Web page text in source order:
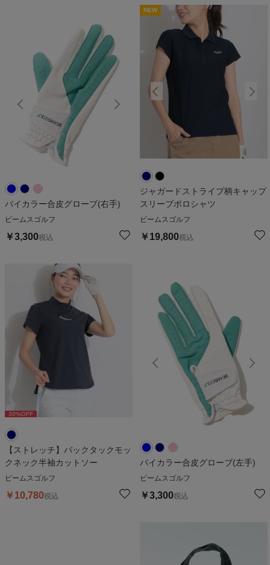
バイカラー合皮グローブ(右手)
ビームスゴルフ
￥3,300税込
NEW
ジャガードストライプ柄キャップ
スリーブポロシャツ
ビームスゴルフ
￥ 19,800税込
30%OFF
【ストレッチ】バックタックモッ
クネック半袖カットソー
ビームスゴルフ
￥ 10,780税込
バイカラー合皮グローブ(左手)
ビームスゴルフ
￥3,300税込